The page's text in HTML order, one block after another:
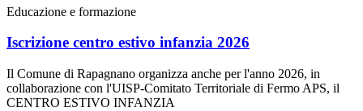
Educazione e formazione
Iscrizione centro estivo infanzia 2026
Il Comune di Rapagnano organizza anche per l'anno 2026, in
collaborazione con l'UISP-Comitato Territoriale di Fermo APS, il
CENTRO ESTIVO INFANZIA